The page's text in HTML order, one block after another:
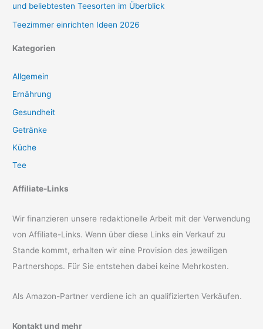
und beliebtesten Teesorten im Überblick
Teezimmer einrichten Ideen 2026
Kategorien
Allgemein
Ernährung
Gesundheit
Getränke
Küche
Tee
Affiliate-Links
Wir finanzieren unsere redaktionelle Arbeit mit der Verwendung
von Affiliate-Links. Wenn über diese Links ein Verkauf zu
Stande kommt, erhalten wir eine Provision des jeweiligen
Partnershops. Für Sie entstehen dabei keine Mehrkosten.
Als Amazon-Partner verdiene ich an qualifizierten Verkäufen.
Kontakt und mehr